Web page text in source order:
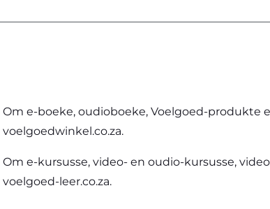
Om e-boeke, oudioboeke, Voelgoed-produkte
voelgoedwinkel.co.za.
Om e-kursusse, video- en oudio-kursusse,
voelgoed-leer.co.za.